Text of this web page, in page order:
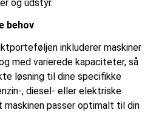
og udstyr.
behov
inkluderer maskiner
med varierede kapaciteter, så
løsning til dine specifikke
, diesel- eller elektriske
passer optimalt til din